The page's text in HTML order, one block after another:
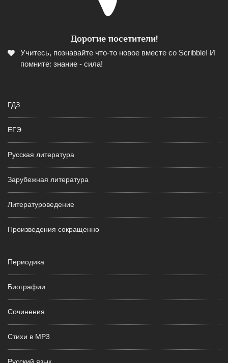
Дорогие посетители!
Учитесь, познавайте что-то новое вместе со Scribble! И
помните: знание - сила!
ГДЗ
ЕГЭ
Русская литература
Зарубежная литература
Литературоведение
Произведения сокращенно
Периодика
Биографии
Сочинения
Стихи в MP3